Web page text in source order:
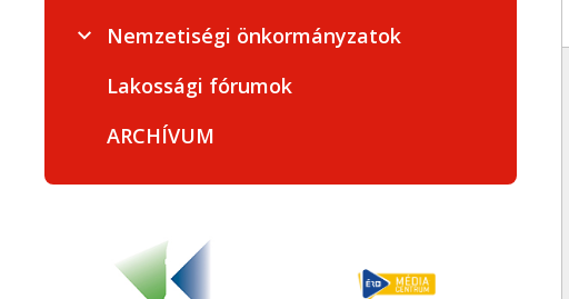
Nemzetiségi önkormányzatok
Lakossági fórumok
ARCHÍVUM